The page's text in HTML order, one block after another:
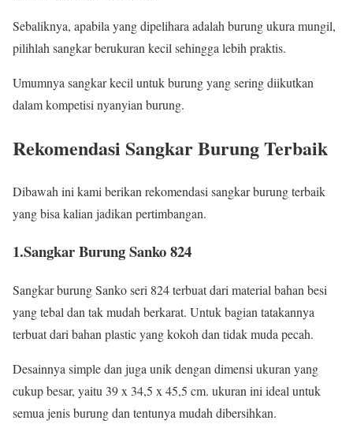
Sebaliknya, apabila yang dipelihara adalah burung ukura mungil,
pilihlah sangkar berukuran kecil sehingga lebih praktis.
Umumnya sangkar kecil untuk burung yang sering diikutkan
dalam kompetisi nyanyian burung.
Rekomendasi Sangkar Burung Terbaik
Dibawah ini kami berikan rekomendasi sangkar burung terbaik
yang bisa kalian jadikan pertimbangan.
1.Sangkar Burung Sanko 824
Sangkar burung Sanko seri 824 terbuat dari material bahan besi
yang tebal dan tak mudah berkarat. Untuk bagian tatakannya
terbuat dari bahan plastic yang kokoh dan tidak muda pecah.
Desainnya simple dan juga unik dengan dimensi ukuran yang
cukup besar, yaitu 39 x 34,5 x 45,5 cm. ukuran ini ideal untuk
semua jenis burung dan tentunya mudah dibersihkan.